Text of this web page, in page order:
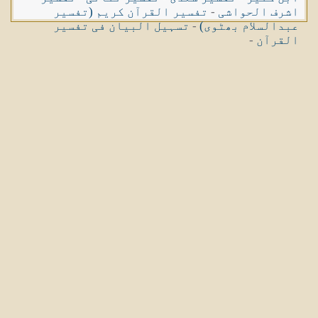
اشرف الحواشی - تفسیر القرآن کریم (تفسیر
عبدالسلام بھٹوی)-تسہیل البیان فی تفسیر
القرآن -